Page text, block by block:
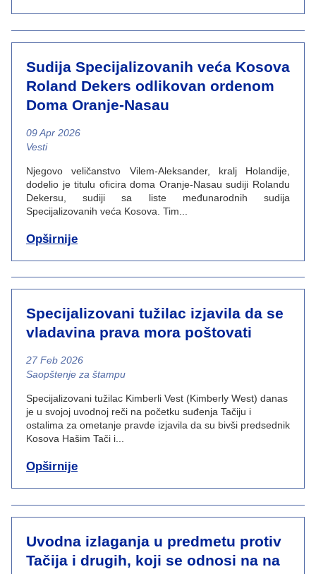
Sudija Specijalizovanih veća Kosova
Roland Dekers odlikovan ordenom
Doma Oranje-Nasau
09 Apr 2026
News category
Vesti
Njegovo veličanstvo Vilem-Aleksander, kralj Holandije,
dodelio je titulu oficira doma Oranje-Nasau sudiji Rolandu
Dekersu, sudiji sa liste međunarodnih sudija
Specijalizovanih veća Kosova. Tim...
Opširnije
Specijalizovani tužilac izjavila da se
vladavina prava mora poštovati
27 Feb 2026
News category
Saopštenje za štampu
Specijalizovani tužilac Kimberli Vest (Kimberly West) danas
je u svojoj uvodnoj reči na početku suđenja Tačiju i
ostalima za ometanje pravde izjavila da su bivši predsednik
Kosova Hašim Tači i...
Opširnije
Uvodna izlaganja u predmetu protiv
Tačija i drugih, koji se odnosi na na